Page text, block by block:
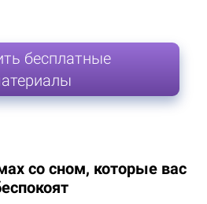
бесплатные
со сном, которые вас